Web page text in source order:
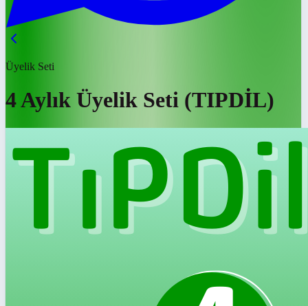
Üyelik Seti
4 Aylık Üyelik Seti (TIPDİL)